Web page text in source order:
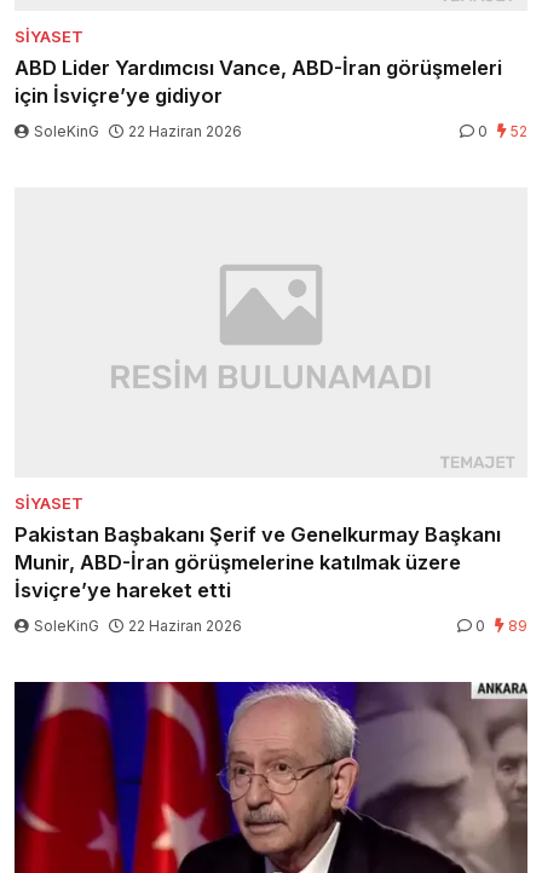
SIYASET
ABD Lider Yardımcısı Vance, ABD-İran görüşmeleri
için İsviçre’ye gidiyor
SoleKinG 22 Haziran 2026 0 52
SIYASET
Pakistan Başbakanı Şerif ve Genelkurmay Başkanı
Munir, ABD-İran görüşmelerine katılmak üzere
İsviçre’ye hareket etti
SoleKinG 22 Haziran 2026 0 89